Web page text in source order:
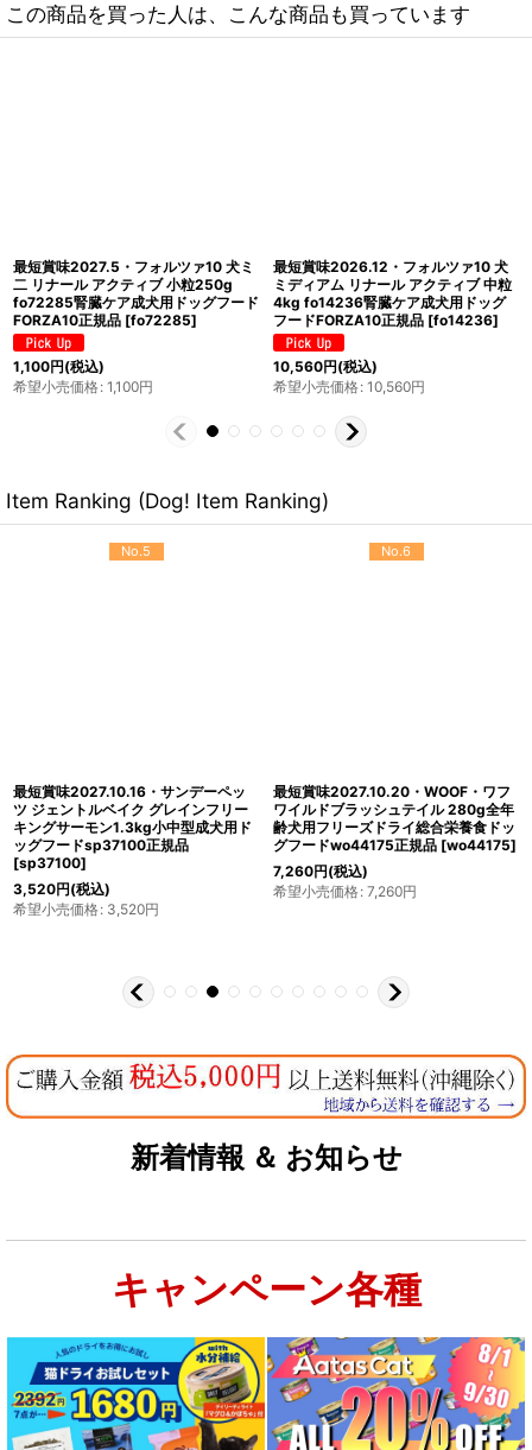
この商品を買った人は、こんな商品も買っています
最短賞味2027.3・フォルツァ10 猫 イ
ンテスティナル アクティブ1.5kg
fo14427猫用療法食 胃腸ケア
FORZA10正規品 [fo14427]
5,720円(税込)
希望小売価格: 5,720円
SALE/賞味切迫2026.10・フォルツァ
10 犬ミディアム エコー アクティブ中
粒 4kg fo14373耳管・外耳ケア
FORZA10正規品 [fo14373]
7,392円(税込)
希望小売価格: 10,560円
Item Ranking (Dog! Item Ranking)
No.5
最短賞味2027.10.16・サンデーペッ
ツ ジェントルベイク グレインフリー
キングサーモン1.3kg小中型成犬用ド
ッグフードsp37100正規品
[sp37100]
3,520円(税込)
希望小売価格: 3,520円
No.6
最短賞味2027.10.20・WOOF・ワフ
ワイルドブラッシュテイル 280g全年
齢犬用フリーズドライ総合栄養食ドッ
グフードwo44175正規品 [wo44175]
7,260円(税込)
希望小売価格: 7,260円
新着情報 ＆ お知らせ
キャンペーン各種